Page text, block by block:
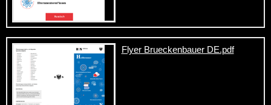
Flyer Brueckenbauer DE.pdf